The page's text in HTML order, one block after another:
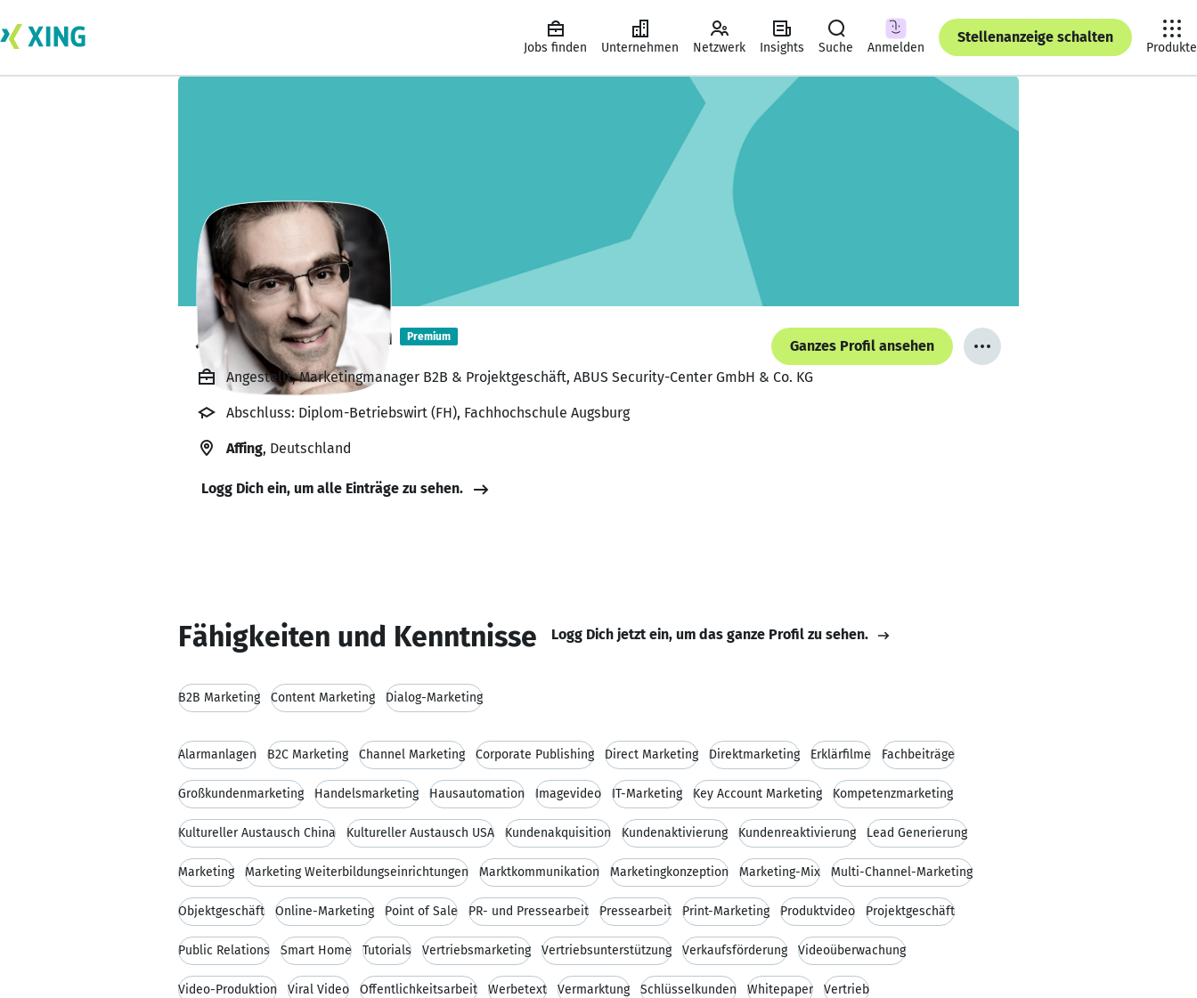
Jobs finden Unternehmen Netzwerk Insights Suche Anmelden
Stellenanzeige schalten
Produkte
Jürgen Wohlmuth Premium
Ganzes Profil ansehen
Angestellt, Marketingmanager B2B & Projektgeschäft, ABUS Security-Center GmbH & Co. KG
Abschluss: Diplom-Betriebswirt (FH), Fachhochschule Augsburg
Affing, Deutschland
Logg Dich ein, um alle Einträge zu sehen.
Fähigkeiten und Kenntnisse Logg Dich jetzt ein, um das ganze Profil zu sehen.
B2B Marketing Content Marketing Dialog-Marketing
Alarmanlagen B2C Marketing Channel Marketing Corporate Publishing Direct Marketing Direktmarketing Erklärfilme Fachbeiträge
Großkundenmarketing Handelsmarketing Hausautomation Imagevideo IT-Marketing Key Account Marketing Kompetenzmarketing
Kultureller Austausch China Kultureller Austausch USA Kundenakquisition Kundenaktivierung Kundenreaktivierung Lead Generierung
Marketing Marketing Weiterbildungseinrichtungen Marktkommunikation Marketingkonzeption Marketing-Mix Multi-Channel-Marketing
Objektgeschäft Online-Marketing Point of Sale PR- und Pressearbeit Pressearbeit Print-Marketing Produktvideo Projektgeschäft
Public Relations Smart Home Tutorials Vertriebsmarketing Vertriebsunterstützung Verkaufsförderung Videoüberwachung
Video-Produktion Viral Video Öffentlichkeitsarbeit Werbetext Vermarktung Schlüsselkunden Whitepaper Vertrieb